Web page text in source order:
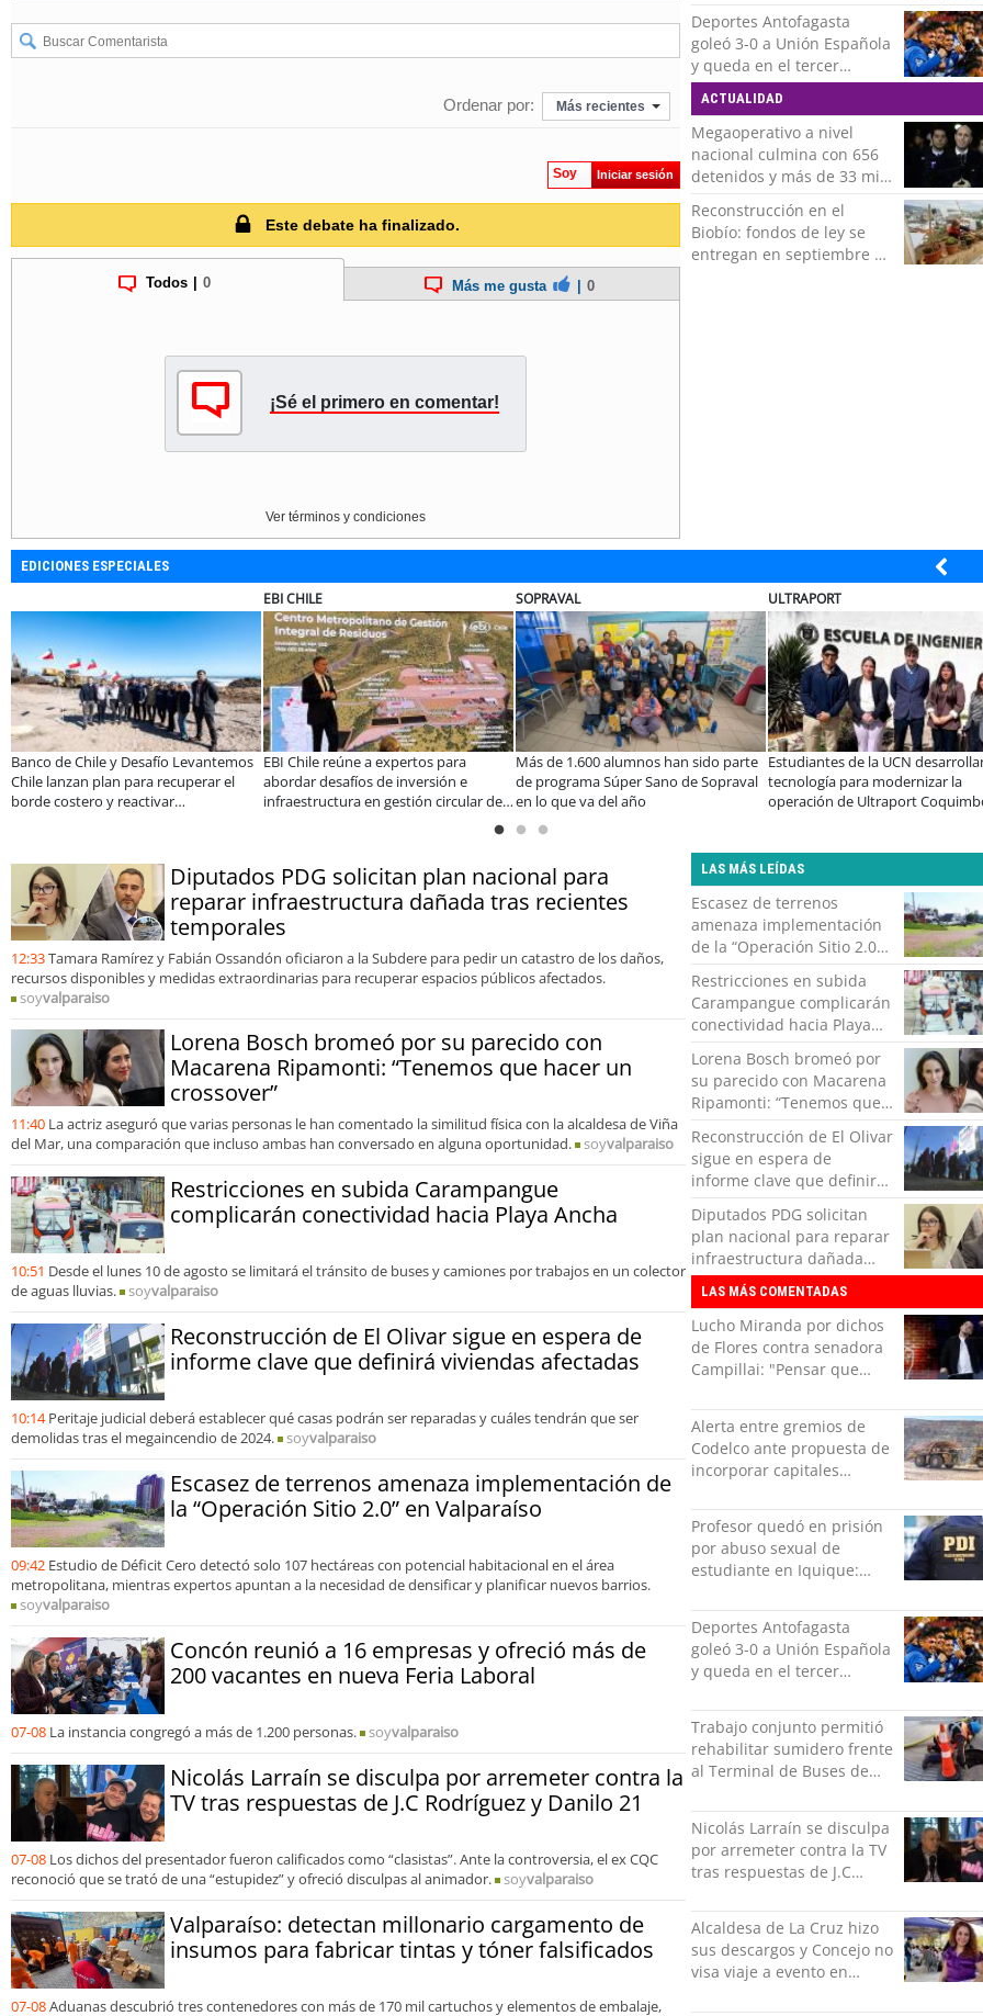
Ordenar por: Más recientes
Soy Iniciar sesión
Este debate ha finalizado.
Todos 0 Más me gusta 0
¡Sé el primero en comentar!
Ver términos y condiciones
Deportes Antofagasta
goleó 3-0 a Unión Española
y queda en el tercer
puesto de la Liga del
Ascenso
ACTUALIDAD
Megaoperativo a nivel
nacional culmina con 656
detenidos y más de 33 mil
controles realizados
Reconstrucción en el
Biobío: fondos de ley se
entregan en septiembre y
EDICIONES ESPECIALES
e
de
Más de 1.600 alumnos han sido parte
de programa Súper Sano de Sopraval
en lo que va del año
ULTRAPORT
Estudiantes de la UCN desarrollan
tecnología para modernizar la
operación de Ultraport Coquimbo
BANCO DE CHILE
Educación y colaboración público-
privada se toman La Araucanía:
encuentro reunió a líderes para
ELECTROLUX
Claves para comprar
electrodomésticos
Sale
Diputados PDG solicitan plan nacional para
reparar infraestructura dañada tras recientes
temporales
12:33Tamara Ramírez y Fabián Ossandón oficiaron a la Subdere para pedir un catastro de los daños,
recursos disponibles y medidas extraordinarias para recuperar espacios públicos afectados.
soyvalparaiso
Lorena Bosch bromeó por su parecido con
Macarena Ripamonti: “Tenemos que hacer un
crossover”
11:40 La actriz aseguró que varias personas le han comentado la similitud física con la alcaldesa de Viña
del Mar, una comparación que incluso ambas han conversado en alguna oportunidad.
soyvalparaiso
Restricciones en subida Carampangue
complicarán conectividad hacia Playa Ancha
10:51 Desde el lunes 10 de agosto se limitará el tránsito de buses y camiones por trabajos en un colector
de aguas lluvias.
soyvalparaiso
Reconstrucción de El Olivar sigue en espera de
informe clave que definirá viviendas afectadas
10:14 Peritaje judicial deberá establecer qué casas podrán ser reparadas y cuáles tendrán que ser
demolidas tras el megaincendio de 2024.
soyvalparaiso
Escasez de terrenos amenaza implementación de
la “Operación Sitio 2.0” en Valparaíso
09:42 Estudio de Déficit Cero detectó solo 107 hectáreas con potencial habitacional en el área
metropolitana, mientras expertos apuntan a la necesidad de densificar y planificar nuevos barrios.
soyvalparaiso
Concón reunió a 16 empresas y ofreció más de
200 vacantes en nueva Feria Laboral
07-08 La instancia congregó a más de 1.200 personas. soyvalparaiso
Nicolás Larraín se disculpa por arremeter contra la
TV tras respuestas de J.C Rodríguez y Danilo 21
07-08 Los dichos del presentador fueron calificados como “clasistas”. Ante la controversia, el ex CQC
reconoció que se trató de una “estupidez” y ofreció disculpas al animador.
soyvalparaiso
Valparaíso: detectan millonario cargamento de
insumos para fabricar tintas y tóner falsificados
07-08Aduanas descubrió tres contenedores con más de 170 mil cartuchos y elementos de embalaje,
LAS MÁS LEÍDAS
Escasez de terrenos
amenaza implementación
de la “Operación Sitio 2.0”
en Valparaíso
Restricciones en subida
Carampangue complicarán
conectividad hacia Playa
Ancha
Lorena Bosch bromeó por
su parecido con Macarena
Ripamonti: “Tenemos que
hacer un crossover”
Reconstrucción de El Olivar
sigue en espera de
informe clave que definirá
viviendas afectadas
Diputados PDG solicitan
plan nacional para reparar
infraestructura dañada
tras recientes temporales
LAS MÁS COMENTADAS
Lucho Miranda por dichos
de Flores contra senadora
Campillai: "Pensar que
es una forma de quitar
dignidad"
Alerta entre gremios de
Codelco ante propuesta de
incorporar capitales
Profesor quedó en prisión
por abuso sexual de
estudiante en Iquique:
Deportes Antofagasta
goleó 3-0 a Unión Española
y queda en el tercer
Ascenso
Trabajo conjunto permitió
rehabilitar sumidero frente
al Terminal de Buses de
Nicolás Larraín se disculpa
por arremeter contra la TV
tras respuestas de J.C
Alcaldesa de La Cruz hizo
sus descargos y Concejo no
visa viaje a evento en